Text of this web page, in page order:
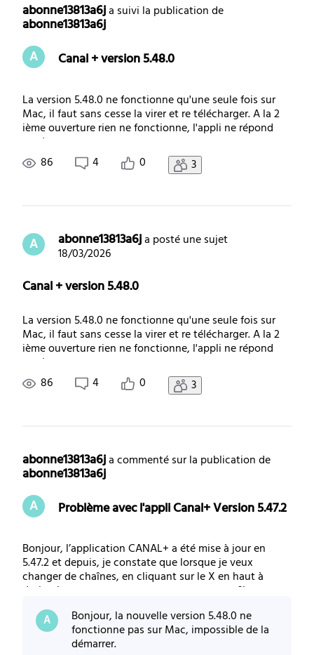
abonne13813a6j a suivi la publication de
abonne13813a6j
A
Canal + version 5.48.0
La version 5.48.0 ne fonctionne qu'une seule fois sur
Mac, il faut sans cesse la virer et re télécharger. A la 2
ième ouverture rien ne fonctionne, l'appli ne répond
pas !
86
4 0 3
A abonne13813a6j a posté une sujet
18/03/2026
Canal + version 5.48.0
La version 5.48.0 ne fonctionne qu'une seule fois sur
Mac, il faut sans cesse la virer et re télécharger. A la 2
ième ouverture rien ne fonctionne, l'appli ne répond
pas !
86
4 0 3
abonne13813a6j a commenté sur la publication de
abonne13813a6j
A
Problème avec l'appli Canal+ Version 5.47.2
Bonjour, l’application CANAL+ a été mise à jour en
5.47.2 et depuis, je constate que lorsque je veux
changer de chaînes, en cliquant sur le X en haut à
droite, je me retrouve souvent avec mon profil ouvert
(car au même emplacement sur l’écran) et dans ce cas
quand je clique sur une autre émission :
A Bonjour, la nouvelle version 5.48.0 ne
fonctionne pas sur Mac, impossible de la
démarrer.